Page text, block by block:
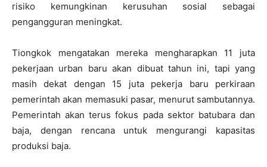
risiko kemungkinan kerusuhan sosial sebagai
pengangguran meningkat.
Tiongkok mengatakan mereka mengharapkan 11 juta
pekerjaan urban baru akan dibuat tahun ini, tapi yang
masih dekat dengan 15 juta pekerja baru perkiraan
pemerintah akan memasuki pasar, menurut sambutannya.
Pemerintah akan terus fokus pada sektor batubara dan
baja, dengan rencana untuk mengurangi kapasitas
produksi baja.